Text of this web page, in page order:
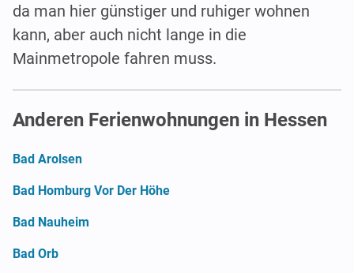
da man hier günstiger und ruhiger wohnen
kann, aber auch nicht lange in die
Mainmetropole fahren muss.
Anderen Ferienwohnungen in Hessen
Bad Arolsen
Bad Homburg Vor Der Höhe
Bad Nauheim
Bad Orb